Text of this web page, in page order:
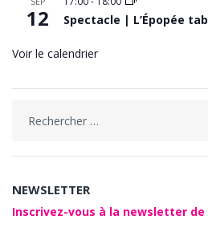
12 Spectacle | L’Épopée
Voir le calendrier
NEWSLETTER
Inscrivez-vous à la newsletter de